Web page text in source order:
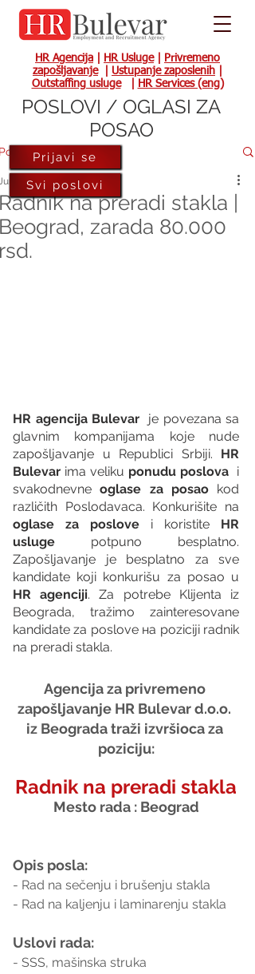
HR Agencija HR Usluge|
Privremeno
zapošljavanje| Ustupanje zaposlenih
Outstaffing usluge| HR Services (eng)
na preradi stakla |
zarada 80.000
19, 2023
HR agencija Bulevar
  je povezana sa
glavnim kompanijama koje nude
zapošljavanje u Republici Srbiji. HR
Bulevar ima veliku ponudu poslova
  i
svakodnevne oglase za posao kod
oglase za poslove i koristite HR
usluge potpuno besplatno.
Zapošljavanje je besplatno za sve
HR agenciji. Za potrebe Klijenta iz
Beograda, tražimo zainteresovane
kandidate za poslove на poziciji radnik
na preradi stakla.
Agencija za privremeno
zapošljavanje HR Bulevar d.o.o.
iz Beograda traži izvršioca za
poziciju:
Radnik na preradi stakla
Mesto rada : Beograd
Opis posla:
- Rad na sečenju i brušenju stakla
- Rad na kaljenju i laminarenju stakla
Uslovi rada:
- SSS, mašinska struka
Prijavi se
Svi poslovi
POSLOVI / OGLASI ZA
POSAO